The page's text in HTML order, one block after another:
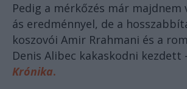
Pedig a mérkőzés már majdnem
ás eredménnyel, de a
koszovói Amir Rrahmani és a
Denis Alibec kakaskodni kezdett
Krónika.